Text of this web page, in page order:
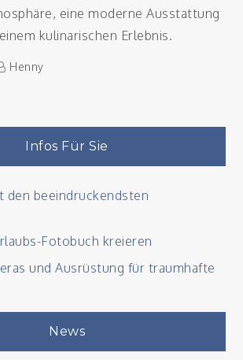
eine moderne Ausstattung
kulinarischen Erlebnis.
Henny
Infos Für Sie
den beeindruckendsten
Fotobuch kreieren
und Ausrüstung für traumhafte
News